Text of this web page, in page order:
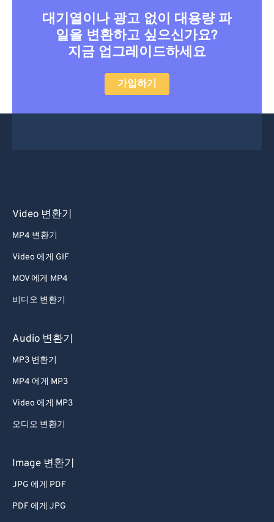
대기열이나 광고 없이 대용량 파
일을 변환하고 싶으신가요?
지금 업그레이드하세요
가입하기
Video 변환기
MP4 변환기
Video 에게 GIF
MOV 에게 MP4
비디오 변환기
Audio 변환기
MP3 변환기
MP4 에게 MP3
Video 에게 MP3
오디오 변환기
Image 변환기
JPG 에게 PDF
PDF 에게 JPG